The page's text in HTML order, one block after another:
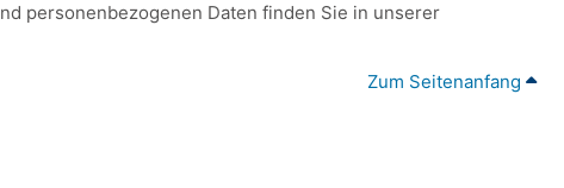
personenbezogenen Daten finden Sie in unserer
Zum Seitenanfang